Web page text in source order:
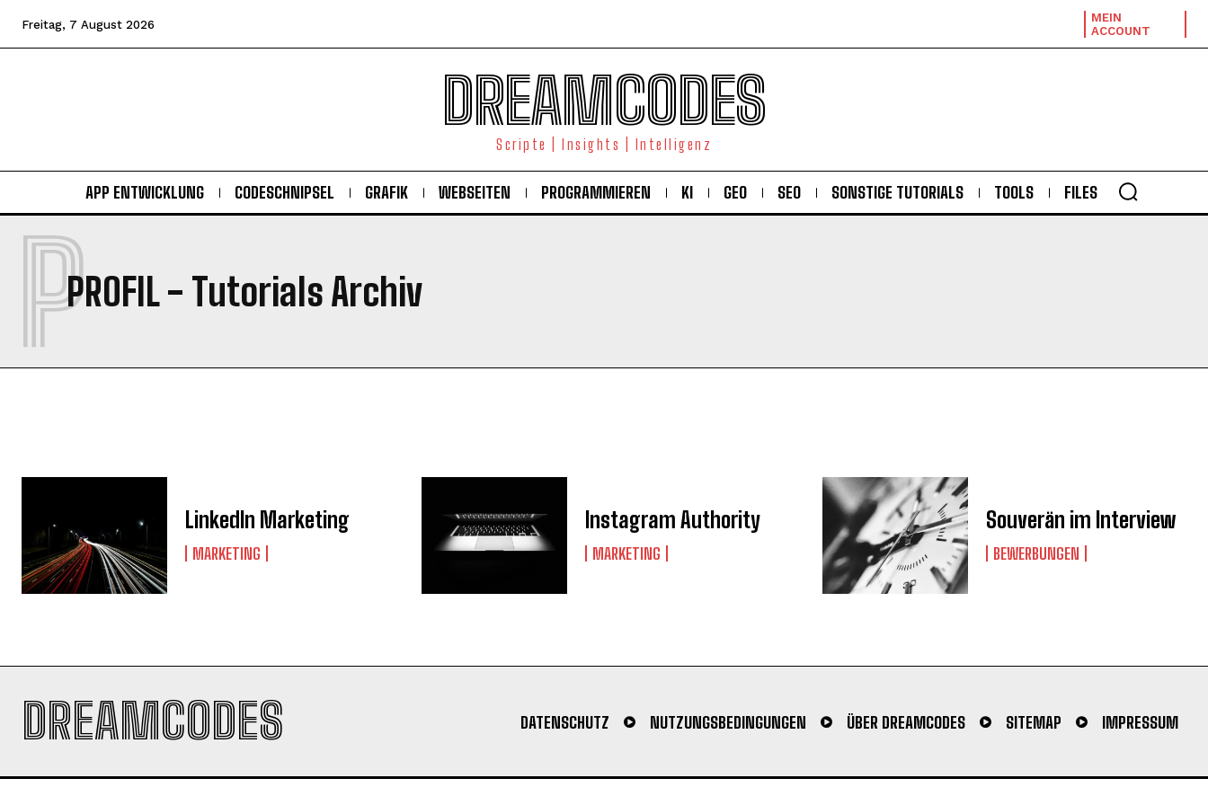
Freitag, 7 August 2026
MEIN
ACCOUNT
DREAMCODES
Scripte | Insights | Intelligenz
APP ENTWICKLUNG CODESCHNIPSEL GRAFIK WEBSEITEN PROGRAMMIEREN KI GEO SEO SONSTIGE TUTORIALS TOOLS FILES
PROFIL
P - Tutorials Archiv
LinkedIn Marketing
MARKETING
Instagram Authority
MARKETING
Souverän im Interview
BEWERBUNGEN
DREAMCODES DATENSCHUTZ NUTZUNGSBEDINGUNGEN ÜBER DREAMCODES SITEMAP IMPRESSUM